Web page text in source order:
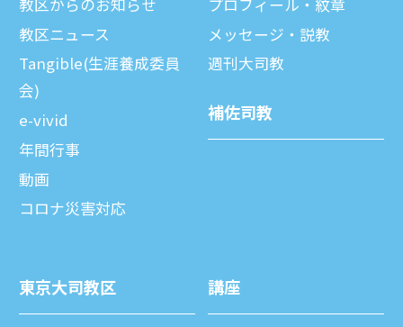
教区ニュース
Tangible(生涯養成委員
会)
e-vivid
年間⾏事
動画
コロナ災害対応
メッセージ・説教
週刊⼤司教
補佐司教
東京⼤司教区 講座